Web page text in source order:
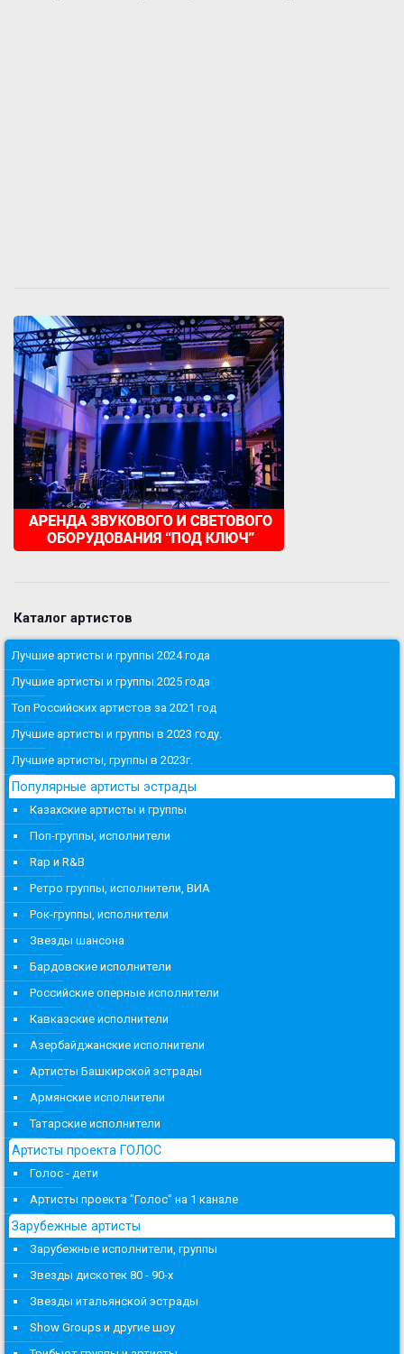
Каталог артистов
Лучшие артисты и группы 2024 года
Лучшие артисты и группы 2025 года
Топ Российских артистов за 2021 год
Лучшие артисты и группы в 2023 году.
Лучшие артисты, группы в 2023г.
Популярные артисты эстрады
Казахские артисты и группы
Поп-группы, исполнители
Rap и R&B
Ретро группы, исполнители, ВИА
Рок-группы, исполнители
Звезды шансона
Бардовские исполнители
Российские оперные исполнители
Кавказские исполнители
Азербайджанские исполнители
Артисты Башкирской эстрады
Армянские исполнители
Татарские исполнители
Артисты проекта ГОЛОС
Голос - дети
Артисты проекта "Голос" на 1 канале
Зарубежные артисты
Зарубежные исполнители, группы
Звезды дискотек 80 - 90-х
Звезды итальянской эстрады
Show Groups и другие шоу